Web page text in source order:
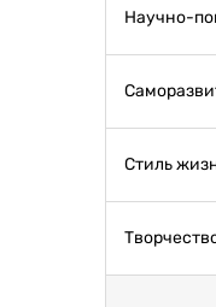
Научно-
Стиль